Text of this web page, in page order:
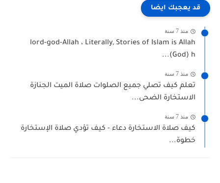
قد يعجبك ايضا
منذ 7 سنة
lord-god-Allah ، Literally, Stories of Islam is Allah
(God) h...
منذ 7 سنة
تعلم كيف تصلي جميع الصلوات صلاة الميت الجنازة
الاستخارة الضحى...
منذ 7 سنة
كيف صلاة الاستخارة دعاء - كيف تؤدي صلاة الإستخارة
خطوة...